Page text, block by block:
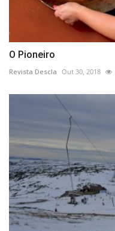
O Pioneiro
Revista Descla Out 30, 2018